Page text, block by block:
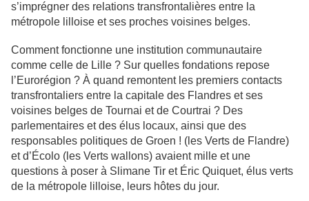
s’imprégner des relations transfrontalières entre la
métropole lilloise et ses proches voisines belges.
Comment fonctionne une institution communautaire
comme celle de Lille ? Sur quelles fondations repose
l’Eurorégion ? À quand remontent les premiers contacts
transfrontaliers entre la capitale des Flandres et ses
voisines belges de Tournai et de Courtrai ? Des
parlementaires et des élus locaux, ainsi que des
responsables politiques de Groen ! (les Verts de Flandre)
et d’Écolo (les Verts wallons) avaient mille et une
questions à poser à Slimane Tir et Éric Quiquet, élus verts
de la métropole lilloise, leurs hôtes du jour.